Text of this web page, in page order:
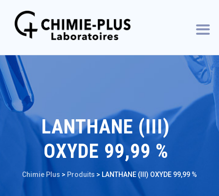
LANTHANE (III)
OXYDE 99,99 %
Chimie Plus > Produits > LANTHANE (III) OXYDE 99,99 %